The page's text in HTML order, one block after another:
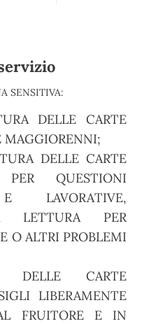
SENSITIVA:
DELLE CARTE
MAGGIORENNI;
DELLE CARTE
PER QUESTIONI
LAVORATIVE,
LETTURA PER
O ALTRI PROBLEMI
DELLE CARTE
LIBERAMENTE
FRUITORE E IN